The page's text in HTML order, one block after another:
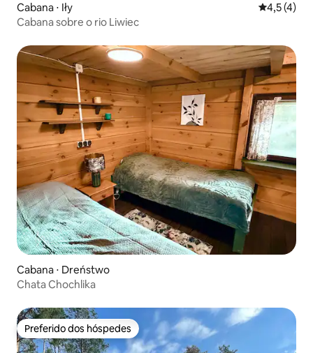
Cabana ⋅ Iły 4,5 de
4,5 (4)
Cabana sobre o rio Liwiec
Cabana ⋅ Dreństwo
Chata Chochlika
Preferido dos hóspedes
Preferido dos hóspedes